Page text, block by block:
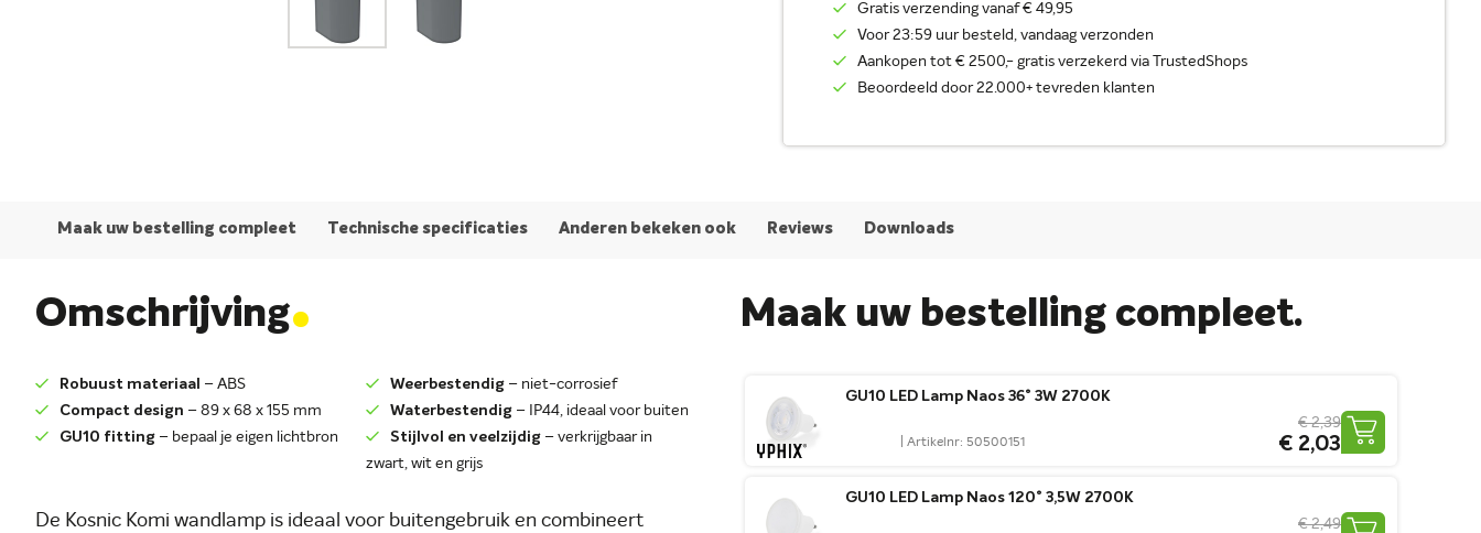
Gratis verzending vanaf € 49,95
Voor 23:59 uur besteld, vandaag verzonden
Aankopen tot € 2500,- gratis verzekerd via TrustedShops
Beoordeeld door 22.000+ tevreden klanten
Maak uw bestelling compleet Technische specificaties Anderen bekeken ook Reviews Downloads
Omschrijving.
Robuust materiaal – ABS Weerbestendig – niet-corrosief
Compact design – 89 x 68 x 155 mm Waterbestendig – IP44, ideaal voor buiten
GU10 fitting – bepaal je eigen lichtbron Stijlvol en veelzijdig – verkrijgbaar in
zwart, wit en grijs
De Kosnic Komi wandlamp is ideaal voor buitengebruik en combineert
Maak uw bestelling compleet.
GU10 LED Lamp Naos 36° 3W 2700K
| Artikelnr: 50500151 € 2,03
€ 2,39
GU10 LED Lamp Naos 120° 3,5W 2700K
€ 2,49